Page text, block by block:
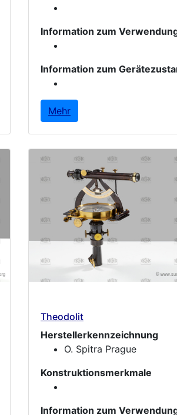
Information zum
Information zum
Mehr
Theodolit
Herstellerkennzeichnung
O. Spitra Prague
Konstruktionsmerkmale
Information zum